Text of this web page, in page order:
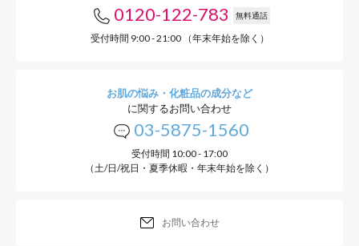
0120-122-783 無料通話
受付時間 9:00 - 21:00 （年末年始を除く）
お肌の悩み・化粧品の成分など
に関するお問い合わせ
03-5875-1560
受付時間 10:00 - 17:00
（土/日/祝日・夏季休暇・年末年始を除く）
お問い合わせ